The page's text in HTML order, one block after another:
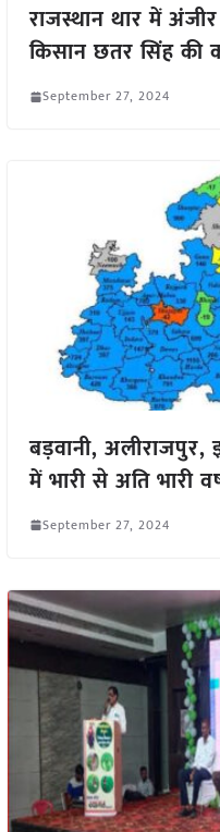
राजस्थान थार में
किसान छतर सिंह की
September 27, 2024
बड़वानी,
में भारी से अति भारी
September 27, 2024